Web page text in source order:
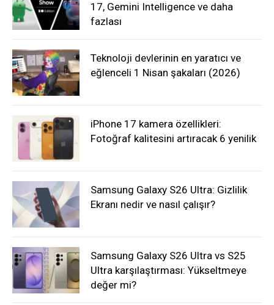
17, Gemini Intelligence ve daha
fazlası
Teknoloji devlerinin en yaratıcı ve
eğlenceli 1 Nisan şakaları (2026)
iPhone 17 kamera özellikleri:
Fotoğraf kalitesini artıracak 6 yenilik
Samsung Galaxy S26 Ultra: Gizlilik
Ekranı nedir ve nasıl çalışır?
Samsung Galaxy S26 Ultra vs S25
Ultra karşılaştırması: Yükseltmeye
değer mi?